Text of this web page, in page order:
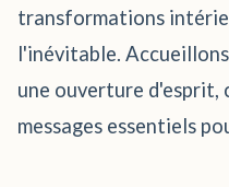
transformations
l'inévitable.
une ouverture d'esprit,
messages essentiels